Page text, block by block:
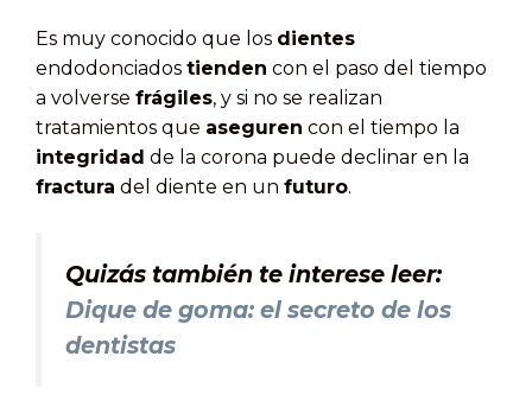
Es muy conocido que los dientes
endodonciados tienden con el paso del tiempo
a volverse frágiles, y si no se realizan
tratamientos que aseguren con el tiempo la
integridad de la corona puede declinar en la
fractura del diente en un futuro.
Quizás también te interese leer:
Dique de goma: el secreto de los
dentistas